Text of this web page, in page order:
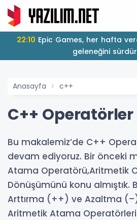
22:10
geleneğini
Anasayfa c++
C++
Bu makalemiz’de C++
devam ediyoruz. Bir önceki
Atama Operatörü,Aritmetik
Dönüşümünü konu almıştık.
Arttırma (++) ve Azaltma
Aritmetik Atama Operatörleri